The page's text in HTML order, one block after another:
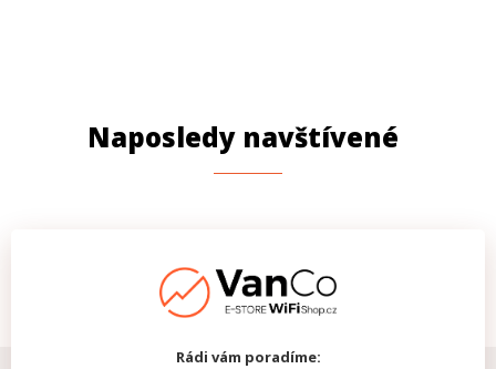
Naposledy navštívené
Rádi vám poradíme: